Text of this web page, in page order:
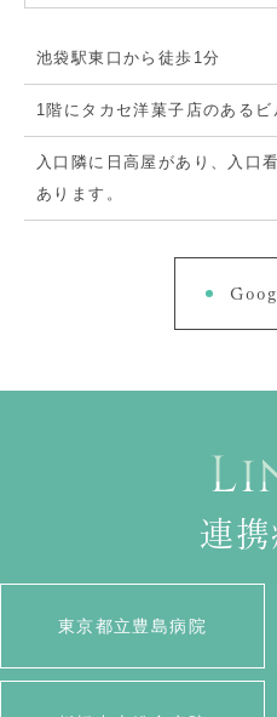
池袋駅東口から徒歩1分
1階にタカセ洋菓子店のあるビ
入口隣に日高屋があり、入口
あります。
連
東京都立豊島病院